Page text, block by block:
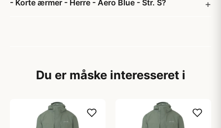
- Korte ærmer - Herre - Aero Blue - Str. S?
Du er måske interesseret i